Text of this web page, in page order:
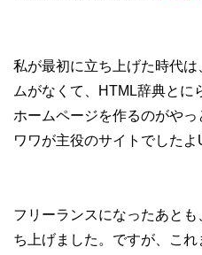
私が最初に立ち上げた時代
ムがなくて、HTML辞典とに
ホームページを作るのがや
ワワが主役のサイトでしたよ
フリーランスになったあと
ち上げました。ですが、こ